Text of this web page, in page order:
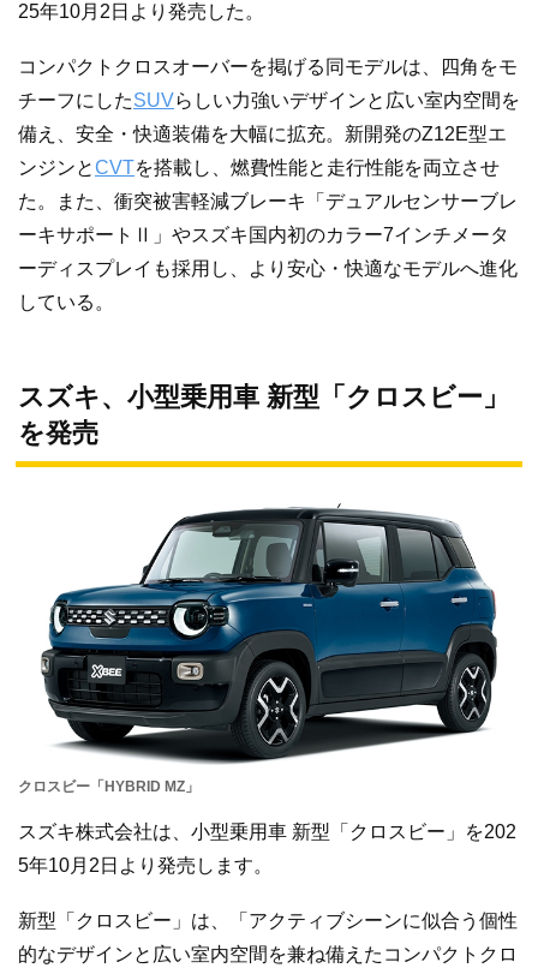
25年10月2日より発売した。
コンパクトクロスオーバーを掲げる同モデルは、四角をモ
チーフにしたSUVらしい力強いデザインと広い室内空間を
備え、安全・快適装備を大幅に拡充。新開発のZ12E型エ
ンジンとCVTを搭載し、燃費性能と走行性能を両立させ
た。また、衝突被害軽減ブレーキ「デュアルセンサーブレ
ーキサポートⅡ」やスズキ国内初のカラー7インチメータ
ーディスプレイも採用し、より安心・快適なモデルへ進化
している。
スズキ、小型乗用車 新型「クロスビー」
を発売
クロスビー「HYBRID MZ」
スズキ株式会社は、小型乗用車 新型 「クロスビー」
を202
5年10月2日より発売します。
新型 「クロスビー」 は、「アクティブシーンに似合う個性
的なデザインと広い室内空間を兼ね備えたコンパクトクロ